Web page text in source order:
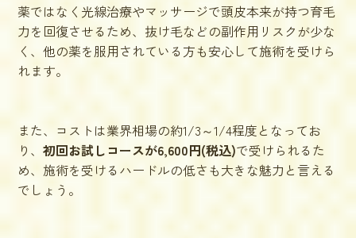
薬ではなく光線治療やマッサージで頭皮本来が持つ育毛
力を回復させるため、抜け毛などの副作用リスクが少な
く、他の薬を服用されている方も安心して施術を受けら
れます。
また、コストは業界相場の約1/3～1/4程度となってお
り、初回お試しコースが6,600円(税込)で受けられるた
め、施術を受けるハードルの低さも大きな魅力と言える
でしょう。